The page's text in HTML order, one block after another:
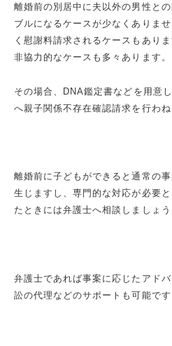
離婚前の別居中に夫以外の男性と
ブルになるケースが少なくありま
く慰謝料請求されるケースもあり
非協力的なケースも多々あります。
その場合、DNA鑑定書などを用意
へ親子関係不存在確認請求を行わね
離婚前に子どもができると通常の
生じますし、専門的な対応が必要
たときには弁護士へ相談しましょう
弁護士であれば事案に応じたアド
訟の代理などのサポートも可能です